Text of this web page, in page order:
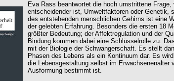
Eva Rass beantwortet die hoch umstrittene Frage,
entscheidender ist, Umweltfaktoren oder Genetik,
des entstehenden menschlichen Gehirns ist eine
der gelebten Erfahrung. Besonders die ersten 18
größter Bedeutung; der Affektregulation und der
Bindung kommen dabei eine Schlüsselrolle zu.
mit der Biologie der Schwangerschaft. Es stellt
Phasen des Lebens als ein Kontinuum dar. Es
die Lebensgestaltung selbst im Erwachsenenalter
Ausformung bestimmt ist.